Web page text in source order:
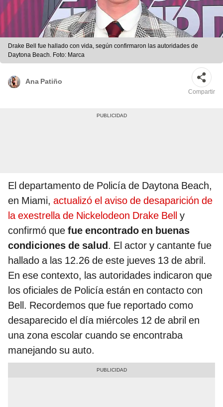
Drake Bell fue hallado con vida, según confirmaron las autoridades de
Daytona Beach. Foto: Marca
Ana Patiño
Compartir
El departamento de Policía de Daytona Beach,
en Miami, actualizó el aviso de desaparición de
la exestrella de Nickelodeon Drake Bell y
confirmó que fue encontrado en buenas
condiciones de salud. El actor y cantante fue
hallado a las 12.26 de este jueves 13 de abril.
En ese contexto, las autoridades indicaron que
los oficiales de Policía están en contacto con
Bell. Recordemos que fue reportado como
desaparecido el día miércoles 12 de abril en
una zona escolar cuando se encontraba
manejando su auto.